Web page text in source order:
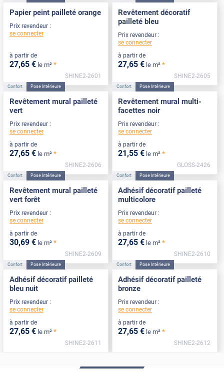
Papier peint pailleté orange
Prix revendeur :
se connecter
à partir de
27,65 € le m² *
SHINE2-2601
Revêtement décoratif
pailleté bleu
Prix revendeur :
se connecter
à partir de
27,65 € le m² *
SHINE2-2605
Confort Pose Intérieure
Revêtement mural pailleté
vert
Prix revendeur :
se connecter
à partir de
27,65 € le m² *
SHINE2-2606
Confort Pose Intérieure
Revêtement mural multi-
facettes noir
Prix revendeur :
se connecter
à partir de
21 ,55 € le m² *
GLOSS-2426
Confort Pose Intérieure
Revêtement mural pailleté
vert forêt
Prix revendeur :
se connecter
à partir de
30,69 € le m² *
SHINE2-2609
Confort Pose Intérieure
Adhésif décoratif pailleté
multicolore
Prix revendeur :
se connecter
à partir de
27,65 € le m² *
SHINE2-2610
Confort Pose Intérieure
Adhésif décoratif pailleté
bleu nuit
Prix revendeur :
se connecter
à partir de
27,65 € le m² *
SHINE2-2611
Confort Pose Intérieure
Adhésif décoratif pailleté
bronze
Prix revendeur :
se connecter
à partir de
27,65 € le m² *
SHINE2-2612